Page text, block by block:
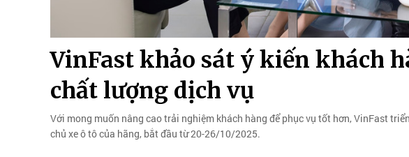
VinFast khảo sát ý kiến khách
chất lượng dịch vụ
Với mong muốn nâng cao trải nghiệm khách hàng để phục vụ tốt hơn, VinFast
chủ xe ô tô của hãng, bắt đầu từ 20-26/10/2025.